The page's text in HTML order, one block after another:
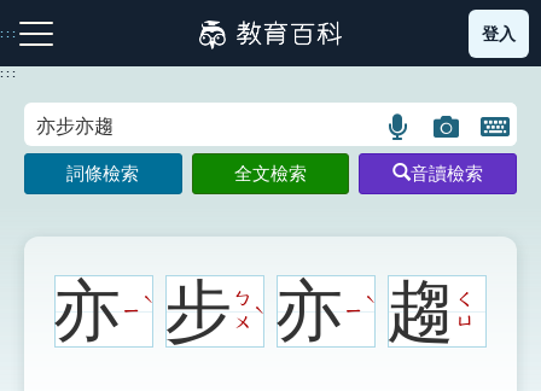
到
主
:::
注音索引圖示 筆畫索引圖示 部首索引表圖示
登入
:::
語
言
搜
示
圖
片
搜
示
開
鍵
圖
詞條檢索 全文檢索 音讀檢索
亦ㄧ
ˋ 步ㄅ
ㄨ
ˋ 亦ㄧ
ˋ 趨ㄑ
ㄩ